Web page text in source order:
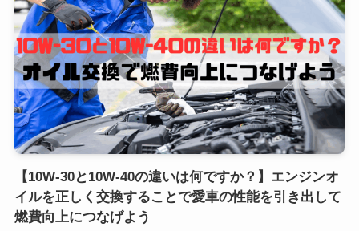
【10W-30と10W-40の違いは何ですか？】エンジンオ
イルを正しく交換することで愛車の性能を引き出して
燃費向上につなげよう